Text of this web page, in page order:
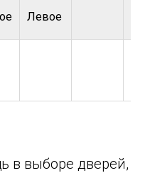
Левое
в выборе дверей,